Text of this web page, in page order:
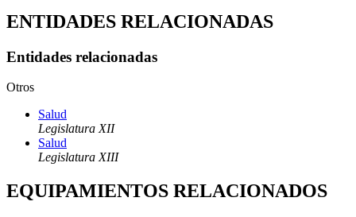
ENTIDADES RELACIONADAS
Entidades relacionadas
Otros
Salud
Legislatura XII
Salud
Legislatura XIII
EQUIPAMIENTOS RELACIONADOS